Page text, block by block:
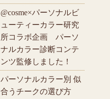
@cosme×パーソナルビ
ューティーカラー研究
所コラボ企画 パーソ
ナルカラー診断コンテ
ンツ監修しました！
パーソナルカラー別 似
合うチークの選び方